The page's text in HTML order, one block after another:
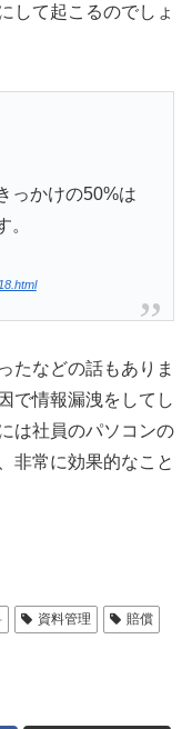
して起こるのでしょ
っかけの50%は
。
たなどの話もありま
で情報漏洩をしてし
は社員のパソコンの
非常に効果的なこと
資料管理
賠償